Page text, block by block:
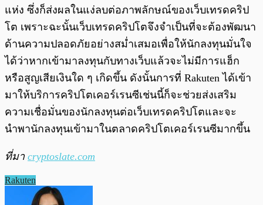
แห่ง ซึ่งก็ส่งผลในแง่ลบต่อภาพลักษณ์ของเว็บเทรดคริป
โต เพราะฉะนั้นเว็บเทรดคริปโตจึงจำเป็นที่จะต้องพัฒนา
ด้านความปลอดภัยอย่างสม่ำเสมอเพื่อให้นักลงทุนมั่นใจ
ได้ว่าหากเข้ามาลงทุนกับทางเว็บแล้วจะไม่มีการแฮ็ก
หรือสูญเสียเงินใด ๆ เกิดขึ้น ดังนั้นการที่ Rakuten ได้เข้า
มาให้บริการคริปโตเคอร์เรนซีเช่นนี้ก็จะช่วยส่งเสริม
ความเชื่อมั่นของนักลงทุนต่อเว็บเทรดคริปโตและจะ
นำพานักลงทุนเข้ามาในตลาดคริปโตเคอร์เรนซีมากขึ้น
ที่มา cryptoslate.com
Rakuten